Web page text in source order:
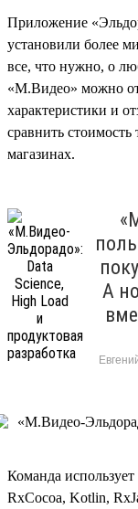
Приложение
установили более
все, что нужно, о
«М.Видео» можно
характеристики и
сравнить
магазинах.
А
Команда
RxCocoa, Kotlin,